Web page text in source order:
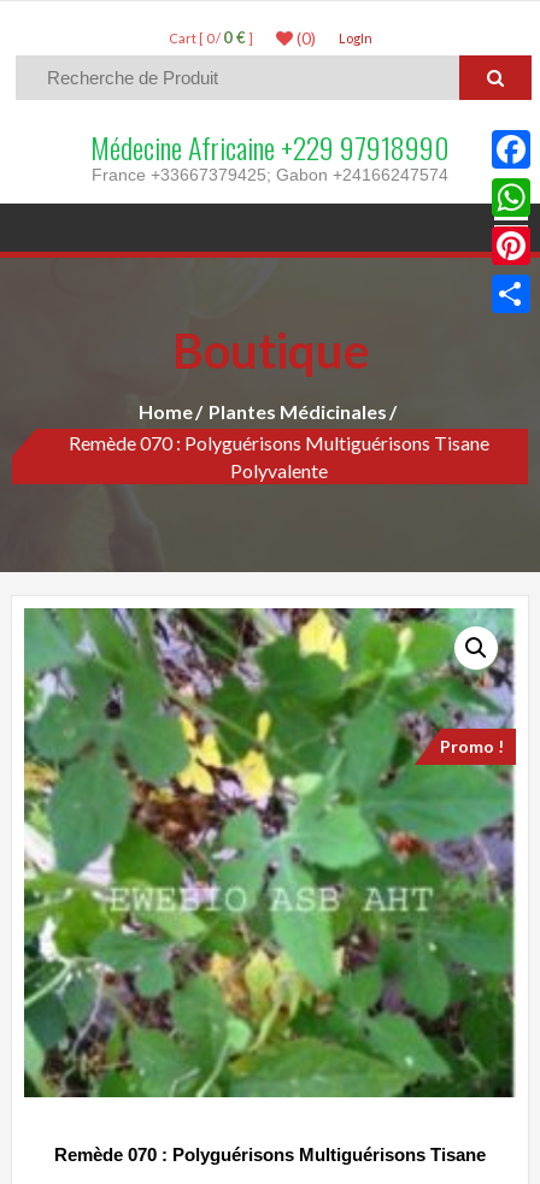
Cart [ 0 / 0 €] (0) LogIn
Médecine Africaine +229 97918990
France +33667379425; Gabon +24166247574
Boutique
Home
Plantes Médicinales
Remède 070 : Polyguérisons Multiguérisons Tisane
Polyvalente
Promo !
Remède 070 : Polyguérisons Multiguérisons Tisane